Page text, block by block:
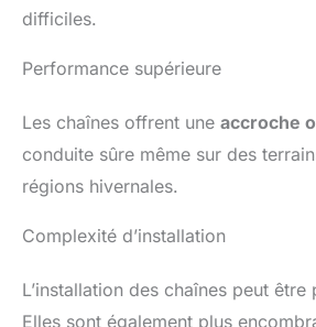
difficiles.
Performance supérieure
Les chaînes offrent une accroche
conduite sûre même sur des
régions hivernales.
Complexité d’installation
L’installation des chaînes peut
Elles sont également plus